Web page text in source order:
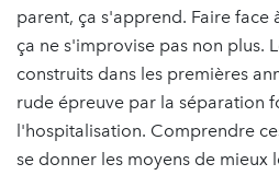
parent, ça s'apprend. Faire face
ça ne s'improvise pas non plus.
construits dans les premières
rude épreuve par la séparation
l'hospitalisation. Comprendre
se donner les moyens de mieux